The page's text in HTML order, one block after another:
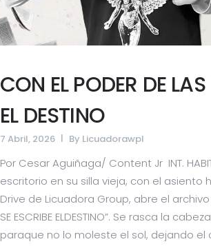
CON EL PODER DE
EL DESTINO
7 Abril, 2026 By Licuadorawpl
Por Cesar Aguiñaga/ Content Jr INT.
escritorio en su silla vieja, con el asiento
Drive de Licuadora Group, abre el archivo
SE ESCRIBE ELDESTINO”. Se rasca la
paraque no lo moleste el sol, dejando el